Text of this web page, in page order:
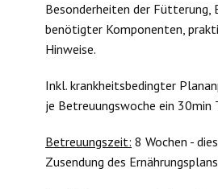
Besonderheiten der Fütterung,
benötigter Komponenten,
Hinweise.
Inkl. krankheitsbedingter
je Betreuungswoche ein 30min
Betreuungszeit: 8 Wochen -
Zusendung des